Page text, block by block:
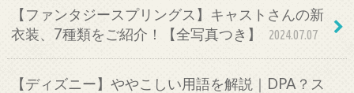
【ファンタジースプリングス】キャストさんの新
衣装、7種類をご紹介！【全写真つき】
2024.07.07
【ディズニー】ややこしい用語を解説｜DPA？ス